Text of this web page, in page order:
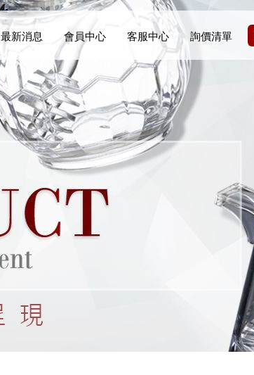
最新消息 會員中心 客服中心 詢價清單